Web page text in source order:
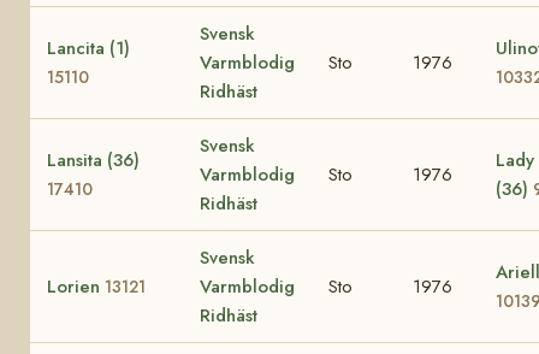
Lancita (1)
15110
Svensk
Varmblodig
Ridhäst
Sto 1976
Lansita (36)
17410
Svensk
Varmblodig
Ridhäst
Sto 1976
(36)
Lorien 13121
Svensk
Varmblodig
Ridhäst
Sto 1976